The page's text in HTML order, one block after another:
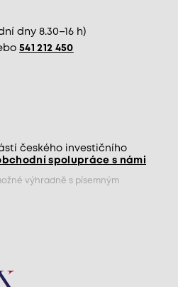
dny 8.30–16 h)
541 212 450
českého investičního
spolupráce s námi
výhradně s písemným